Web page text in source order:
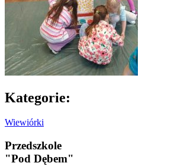
Kategorie:
Wiewiórki
Przedszkole
"Pod Dębem"